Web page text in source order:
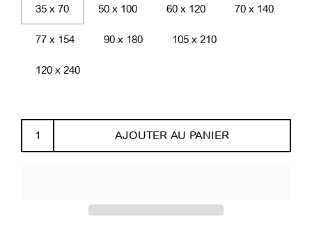
35 x 70 50 x 100 60 x 120 70 x 140
77 x 154 90 x 180 105 x 210
120 x 240
AJOUTER AU PANIER